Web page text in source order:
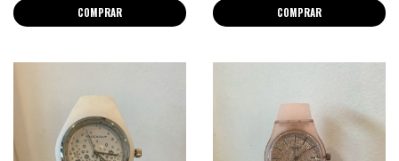
COMPRAR COMPRAR